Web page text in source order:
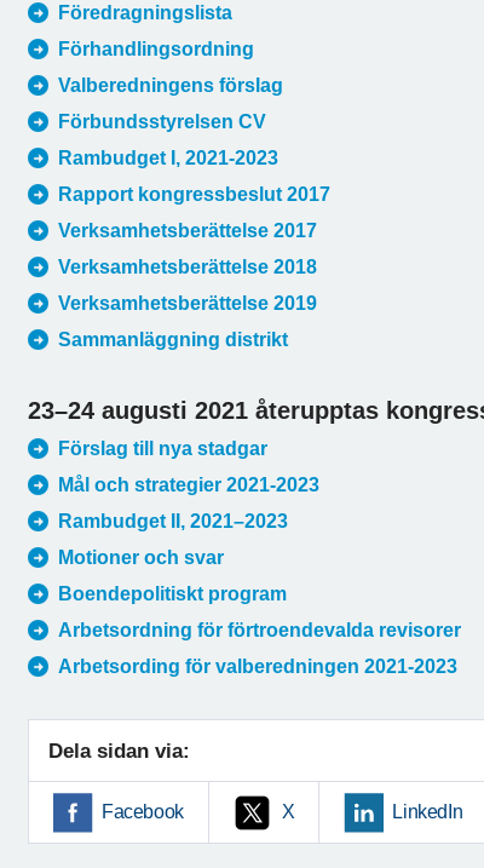
Föredragningslista
Förhandlingsordning
Valberedningens förslag
Förbundsstyrelsen CV
Rambudget I, 2021-2023
Rapport kongressbeslut 2017
Verksamhetsberättelse 2017
Verksamhetsberättelse 2018
Verksamhetsberättelse 2019
Sammanläggning distrikt
23–24 augusti 2021 återupptas
Förslag till nya stadgar
Mål och strategier 2021-2023
Rambudget II, 2021–2023
Motioner och svar
Boendepolitiskt program
Arbetsordning för förtroendevalda revisorer
Arbetsording för valberedningen 2021-2023
Dela sidan via:
Facebook X LinkedIn